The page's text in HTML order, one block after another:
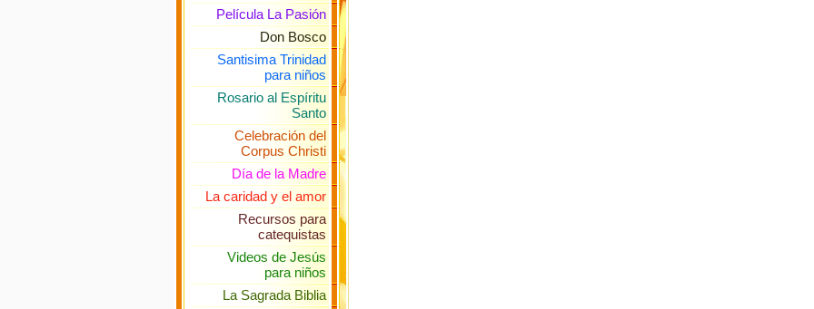
Película La Pasión
Don Bosco
Santisima Trinidad
para niños
Rosario al Espíritu
Santo
Celebración del
Corpus Christi
Día de la Madre
La caridad y el amor
Recursos para
catequistas
Videos de Jesús
para niños
La Sagrada Biblia